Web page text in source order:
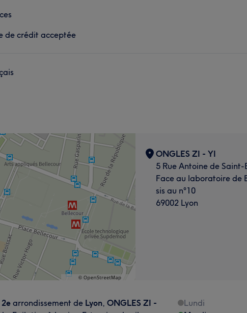
de crédit acceptée
ONGLES ZI - YI
5 Rue Antoine de Saint-
Face au laboratoire de
sis au n°10
69002 Lyon
2e arrondissement de Lyon, ONGLES ZI -
Lundi